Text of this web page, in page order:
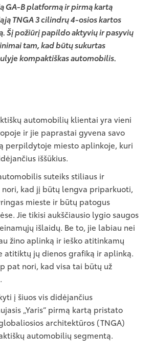
GA-B platformą ir pirmą kartą
TNGA 3 cilindrų 4-osios kartos
Šį požiūrį papildo aktyvių ir pasyvių
tam, kad būtų sukurtas
kompaktiškas automobilis.
automobilių klientai yra vieni
ir jie paprastai gyvena savo
perpildytoje miesto aplinkoje, kuri
iššūkius.
suteiks stiliaus ir
nori, kad jį būtų lengva priparkuoti,
mieste ir būtų patogus
Jie tikisi aukščiausio lygio saugos
išlaidų. Be to, jie labiau nei
žino aplinką ir ieško atitinkamų
atitiktų jų dienos grafiką ir aplinką.
pat nori, kad visa tai būtų už
į šiuos vis didėjančius
„Yaris“ pirmą kartą pristato
architektūros (TNGA)
automobilių segmentą.